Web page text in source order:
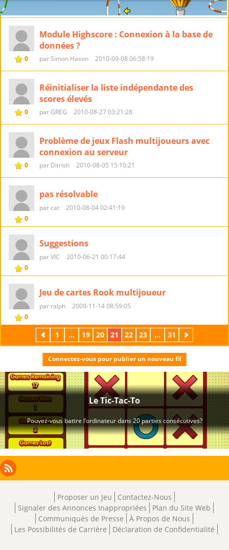
0
Module Highscore : Connexion à la base de
données ?
par Simon Hason 2010-09-08 06:58:19
0
Réinitialiser la liste indépendante des
scores élevés
par GREG 2010-08-27 03:21:28
0
Problème de jeux Flash multijoueurs avec
connexion au serveur
par Ditrish 2010-08-05 15:10:21
0
pas résolvable
par cat 2010-08-04 02:41:19
0
Suggestions
par VIC 2010-06-21 00:17:44
0
Jeu de cartes Rook multijoueur
par ralph 2009-11-14 08:59:05
Connectez-vous pour publier un nouveau fil
Précédent
1 ... 19 20 21 22 23 ... 31 Suivant
Facebook
Instagram
X
LinkedIn
RSS
Proposer un Jeu
Contactez-Nous
Signaler des Annonces Inappropriées
Plan du Site Web
Communiqués de Presse
À Propos de Nous
Les Possibilités de Carrière
Déclaration de Confidentialité